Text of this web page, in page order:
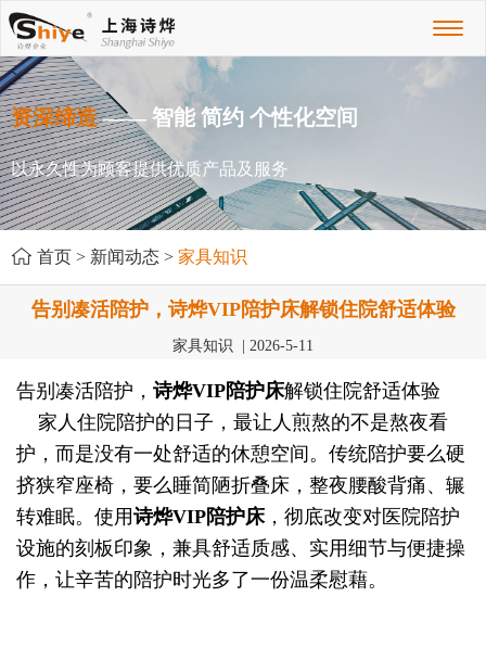
资深缔造—— 智能 简约 个性化空间
以永久性为顾客提供优质产品及服务
首页 > 新闻动态 > 家具知识
告别凑活陪护，诗烨VIP陪护床解锁住院舒适体验
家具知识 | 2026-5-11
告别凑活陪护， 诗烨VIP陪护床解锁住院舒适体验
家人住院陪护的日子，最让人煎熬的不是熬夜看
护，而是没有一处舒适的休憩空间。传统陪护要么硬
挤狭窄座椅，要么睡简陋折叠床，整夜腰酸背痛、辗
转难眠。使用诗烨VIP陪护床，彻底改变对医院陪护
设施的刻板印象，兼具舒适质感、实用细节与便捷操
作，让辛苦的陪护时光多了一份温柔慰藉。